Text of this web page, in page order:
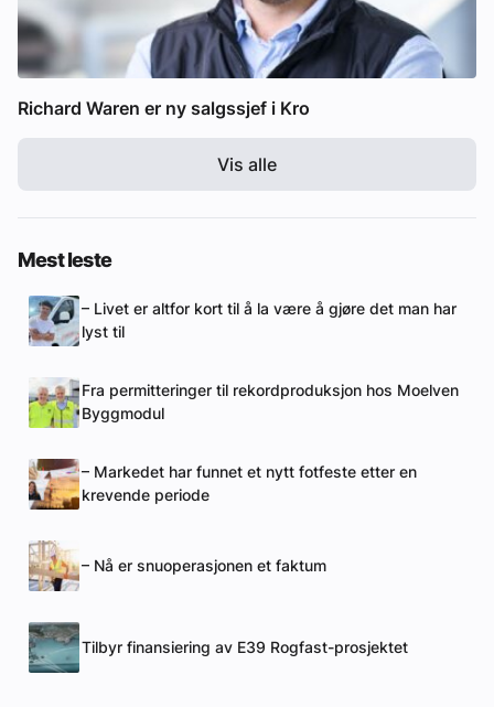
Richard Waren er ny salgssjef i Kro
Vis alle
Mest leste
– Livet er altfor kort til å la være å gjøre det man har
lyst til
Fra permitteringer til rekordproduksjon hos Moelven
Byggmodul
– Markedet har funnet et nytt fotfeste etter en
krevende periode
– Nå er snuoperasjonen et faktum
Tilbyr finansiering av E39 Rogfast-prosjektet